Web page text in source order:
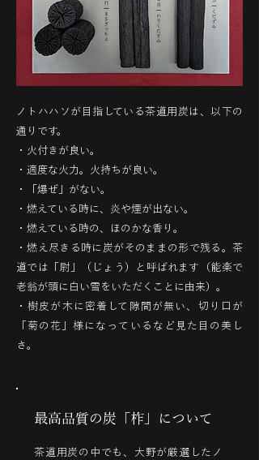
ノトハハソが目指している茶道用炭は、以下の
通りです。
・火付きが良い。
・適度な火力。火持ちが良い。
・「爆ぜ」がない。
・燃えている時に、炎や煙が出ない。
・燃えている時の、ほのかな香り。
・燃え尽きる時に炭がそのままの形で残る。茶
道では「尉」（じょう）と呼ばれます（能楽で
老翁が頭に白い雪をいただくことに由来）。
・樹皮が木に密着して隙間が無い、切り口が
「菊の花」様になっているなど見た目の美し
さ。
最高品質の炭「柞」について
茶道用炭の中でも、大野が厳選したノ